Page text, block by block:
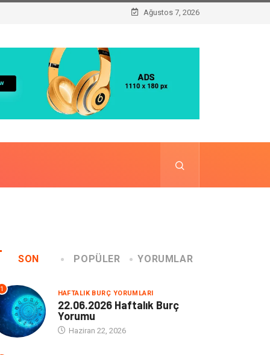
Ağustos 7, 2026
SON POPÜLER YORUMLAR
1 HAFTALIK BURÇ YORUMLARI
22.06.2026 Haftalık Burç
Yorumu
Haziran 22, 2026